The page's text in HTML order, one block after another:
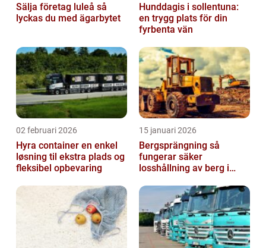
Sälja företag luleå så
lyckas du med ägarbytet
Hunddagis i sollentuna:
en trygg plats för din
fyrbenta vän
02 februari 2026
Hyra container en enkel
løsning til ekstra plads og
fleksibel opbevaring
15 januari 2026
Bergsprängning så
fungerar säker
losshållning av berg i